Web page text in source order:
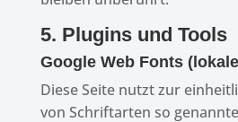
5. Plug­ins und Tools
Google Web Fonts
Diese Seite nutzt zur
von Schrift­ar­ten so